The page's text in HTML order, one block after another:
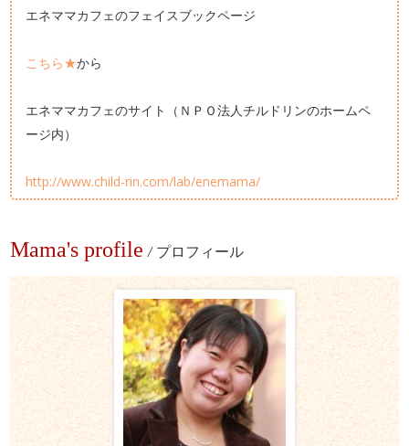
エネママカフェのフェイスブックページ
こちら★から
エネママカフェのサイト（ＮＰＯ法人チルドリンのホームペ
ージ内）
http://www.child-rin.com/lab/enemama/
Mama's profile / プロフィール